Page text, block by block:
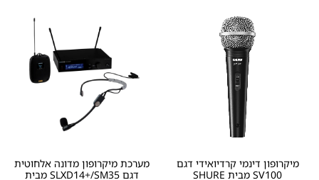
מיקרופון דינמי קרדיואידי דגם
SV100 מבית SHURE
מערכת מיקרופון מדונה אלחוטית
דגם SLXD14+/SM35 מבית